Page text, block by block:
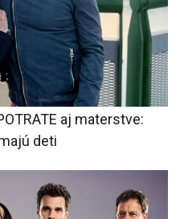
aj materstve:
deti